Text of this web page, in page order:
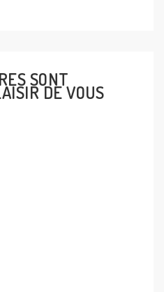
SONT
DE VOUS